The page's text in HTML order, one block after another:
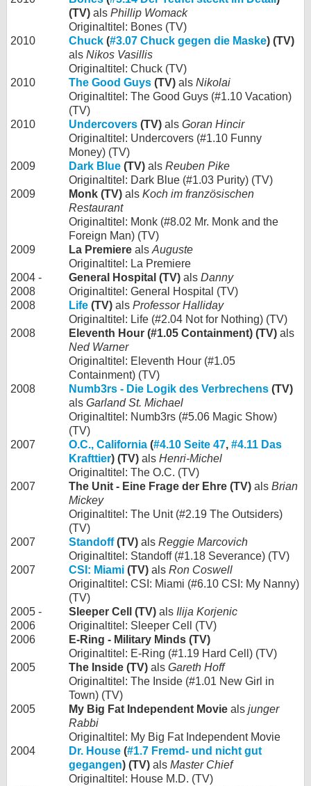
(TV) als Phillip Womack
Originaltitel: Bones (TV)
2010
Chuck (#3.07 Chuck gegen die Maske) (TV)
als Nikos Vasillis
Originaltitel: Chuck (TV)
2010
The Good Guys (TV) als Nikolai
Originaltitel: The Good Guys (#1.10 Vacation)
(TV)
2010
Undercovers (TV) als Goran Hincir
Originaltitel: Undercovers (#1.10 Funny
Money) (TV)
2009
Dark Blue (TV) als Reuben Pike
Originaltitel: Dark Blue (#1.03 Purity) (TV)
2009
Monk (TV) als Koch im französischen
Restaurant
Originaltitel: Monk (#8.02 Mr. Monk and the
Foreign Man) (TV)
2009
La Premiere als Auguste
Originaltitel: La Premiere
2004 -
2008
General Hospital (TV) als Danny
Originaltitel: General Hospital (TV)
2008
Life (TV) als Professor Halliday
Originaltitel: Life (#2.04 Not for Nothing) (TV)
2008
Eleventh Hour (#1.05 Containment) (TV) als
Ned Warner
Originaltitel: Eleventh Hour (#1.05
Containment) (TV)
2008
Numb3rs - Die Logik des Verbrechens (TV)
als Garland St. Michael
Originaltitel: Numb3rs (#5.06 Magic Show)
(TV)
2007
O.C., California (#4.10 Seite 47, #4.11 Das
Krafttier) (TV) als Henri-Michel
Originaltitel: The O.C. (TV)
2007
The Unit - Eine Frage der Ehre (TV) als Brian
Mickey
Originaltitel: The Unit (#2.19 The Outsiders)
(TV)
2007
Standoff(TV) als Reggie Marcovich
Originaltitel: Standoff (#1.18 Severance) (TV)
2007
CSI: Miami (TV) als Ron Coswell
Originaltitel: CSI: Miami (#6.10 CSI: My Nanny)
(TV)
2005 -
2006
Sleeper Cell (TV) als Ilija Korjenic
Originaltitel: Sleeper Cell (TV)
2006
E-Ring - Military Minds (TV)
Originaltitel: E-Ring (#1.19 Hard Cell) (TV)
2005
The Inside (TV) als Gareth Hoff
Originaltitel: The Inside (#1.01 New Girl in
Town) (TV)
2005
My Big Fat Independent Movie als junger
Rabbi
Originaltitel: My Big Fat Independent Movie
2004
Dr. House (#1.7 Fremd- und nicht gut
gegangen) (TV) als Master Chief
Originaltitel: House M.D. (TV)